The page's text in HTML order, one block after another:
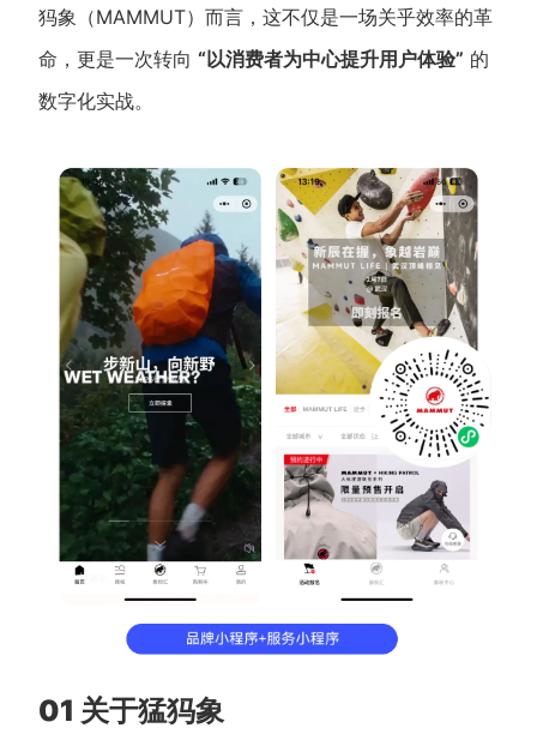
认证服务商 设计服务商
有赞云 数据通服务
犸象（MAMMUT）而言，这不仅是一场关乎效率的革
命，更是一次转向 “以消费者为中心提升用户体验” 的
数字化实战。
01 关于猛犸象